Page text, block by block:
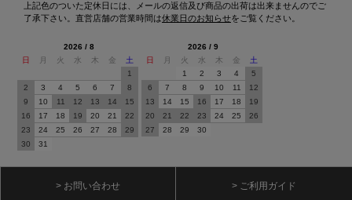
上記色のついた定休日には、メールの返信及び商品の出荷は出来ませんのでご
了承下さい。直営店舗の営業時間は休業日のお知らせをご覧ください。
2026 / 8
日
月 火 水 木 金
土
1
2
3 4 5 6 7
8
9
10 11 12 13 14
15
16
17 18 19 20 21
22
23
24 25 26 27 28
29
30
31
2026 / 9
日
月 火 水 木 金
土
1
2 3 4
5
6
7 8 9 10 11
12
13
14 15 16 17 18
19
20
21 22 23 24 25
26
27
28 29 30
> お問い合わせ > ご利用ガイド